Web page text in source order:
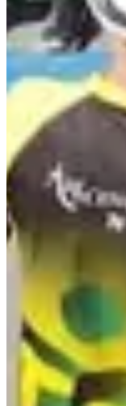
11.5
km
+140 m
09:30
Marche
Marche nordique
Inscriptions
Les inscriptions sont
Plus d'info
Plus d'info
Course nature
+140
10:15
10 km
Inscriptions
Les inscriptions sont
Plus d'info
Plus d'info
Organisateur